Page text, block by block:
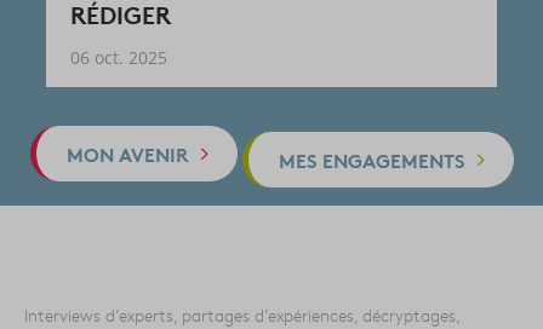
MON AVENIR MES ENGAGEMENTS
Interviews d’experts, partages d’expériences, décryptages,